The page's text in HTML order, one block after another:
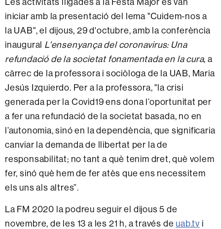
iniciar amb la presentació del lema "Cuidem-nos a
la UAB", el dijous, 29 d'octubre, amb la conferència
inaugural L'ensenyança del coronavirus: Una
refundació de la societat fonamentada en la cura, a
càrrec de la professora i sociòloga de la UAB, Maria
Jesús Izquierdo. Per a la professora, "la crisi
generada per la Covid19 ens dona l’oportunitat per
a fer una refundació de la societat basada, no en
l’autonomia, sinó en la dependència, que significaria
canviar la demanda de llibertat per la de
responsabilitat; no tant a què tenim dret, què volem
fer, sinó què hem de fer atès que ens necessitem
els uns als altres”.
La FM 2020 la podreu seguir el dijous 5 de
novembre, de les 13 a les 21 h, a través de uab.tv i